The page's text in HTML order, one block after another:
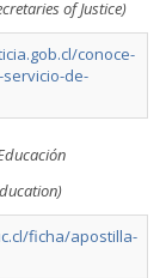
of Justice)
conoce-
de-
ficha/apostilla-